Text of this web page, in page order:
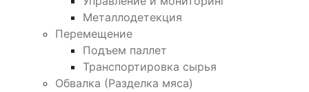
Металлодетекция
Перемещение
Подъем паллет
Транспортировка сырья
Обвалка (Разделка мяса)